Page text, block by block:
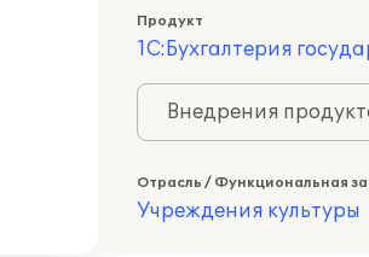
Продукт
1С:Бухгалтерия
Внедрения
Отрасль / Функциональная
Учреждения культуры